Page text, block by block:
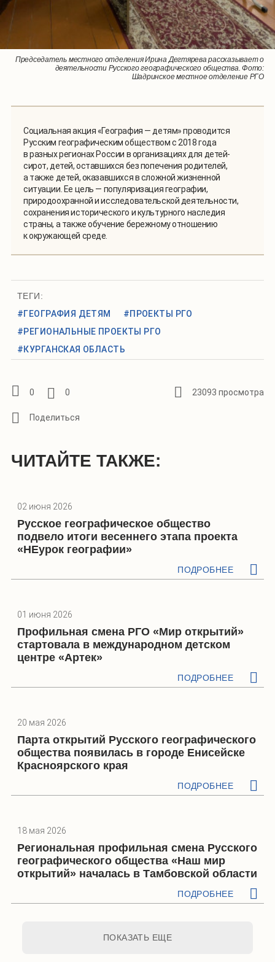
Председатель местного отделения Ирина Дегтярева рассказывает о
деятельности Русского географического общества. Фото:
Шадринское местное отделение РГО
Участник поискового отряда рассказывает о своей работе. Фото:
Шадринское местное отделение РГО
Социальная акция «География — детям» проводится
Русским географическим обществом с 2018 года
в разных регионах России в организациях для детей-
сирот, детей, оставшихся без попечения родителей,
а также детей, оказавшихся в сложной жизненной
ситуации. Ее цель — популяризация географии,
природоохранной и исследовательской деятельности,
сохранения исторического и культурного наследия
страны, а также обучение бережному отношению
к окружающей среде.
ТЕГИ:
#ГЕОГРАФИЯ ДЕТЯМ
#ПРОЕКТЫ РГО
#РЕГИОНАЛЬНЫЕ ПРОЕКТЫ РГО
#КУРГАНСКАЯ ОБЛАСТЬ
0 0 23093 просмотра
ЧИТАЙТЕ ТАКЖЕ:
02 июня 2026
Русское географическое общество
подвело итоги весеннего этапа проекта
«НЕурок географии»
ПОДРОБНЕЕ
01 июня 2026
Профильная смена РГО «Мир открытий»
стартовала в международном детском
центре «Артек»
ПОДРОБНЕЕ
20 мая 2026
Парта открытий Русского географического
общества появилась в городе Енисейске
Красноярского края
ПОДРОБНЕЕ
18 мая 2026
Региональная профильная смена Русского
географического общества «Наш мир
открытий» началась в Тамбовской области
ПОДРОБНЕЕ
ПОКАЗАТЬ ЕЩЕ